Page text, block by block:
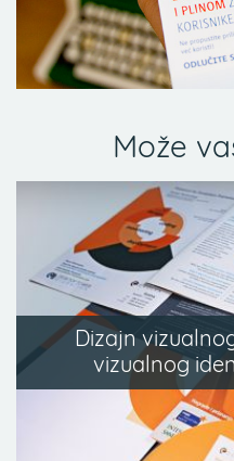
Može
Dizajn
vizualnog